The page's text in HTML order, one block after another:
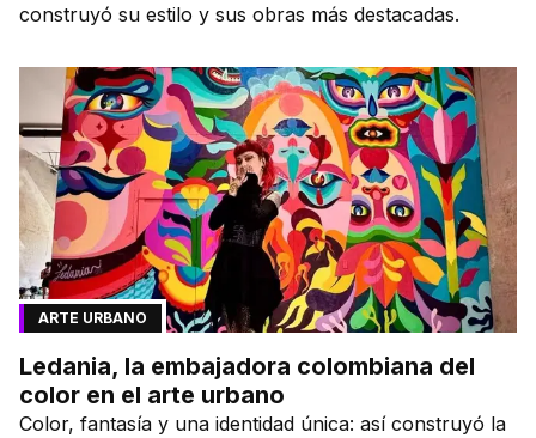
construyó su estilo y sus obras más destacadas.
ARTE URBANO
Ledania, la embajadora colombiana del
color en el arte urbano
Color, fantasía y una identidad única: así construyó la